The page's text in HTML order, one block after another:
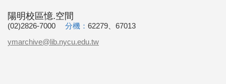
陽明校區憶.空間
(02)2826-7000 分機： 62279、67013
ymarchive@lib.nycu.edu.tw